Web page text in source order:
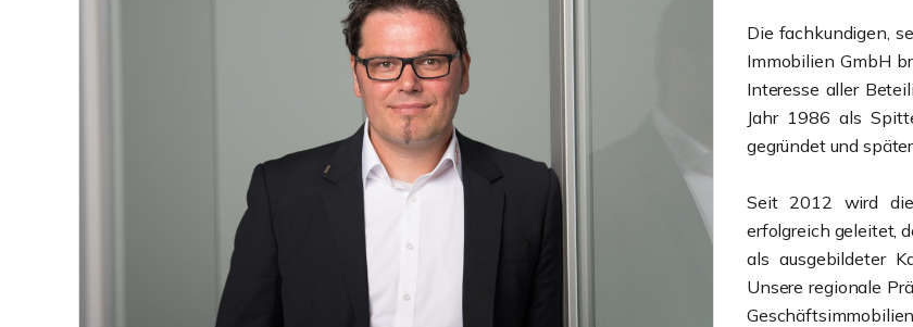
Die fachkundigen,
Immobilien GmbH
Interesse aller
Jahr 1986 als
gegründet und
Seit 2012 wird die
erfolgreich geleitet,
als ausgebildeter
Unsere regionale